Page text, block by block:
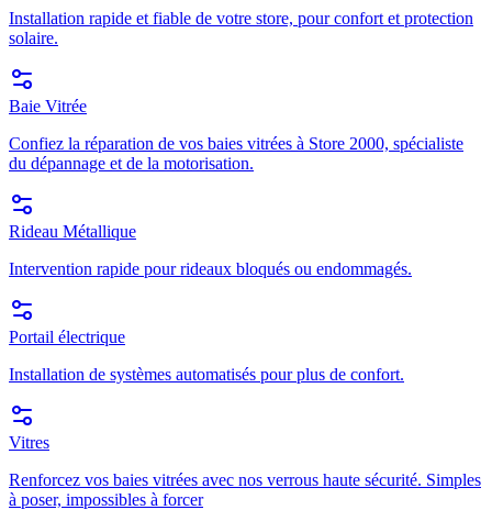
Installation rapide et fiable de votre store, pour confort et protection
solaire.
Baie Vitrée
Confiez la réparation de vos baies vitrées à Store 2000, spécialiste
du dépannage et de la motorisation.
Rideau Métallique
Intervention rapide pour rideaux bloqués ou endommagés.
Portail électrique
Installation de systèmes automatisés pour plus de confort.
Vitres
Renforcez vos baies vitrées avec nos verrous haute sécurité. Simples
à poser, impossibles à forcer